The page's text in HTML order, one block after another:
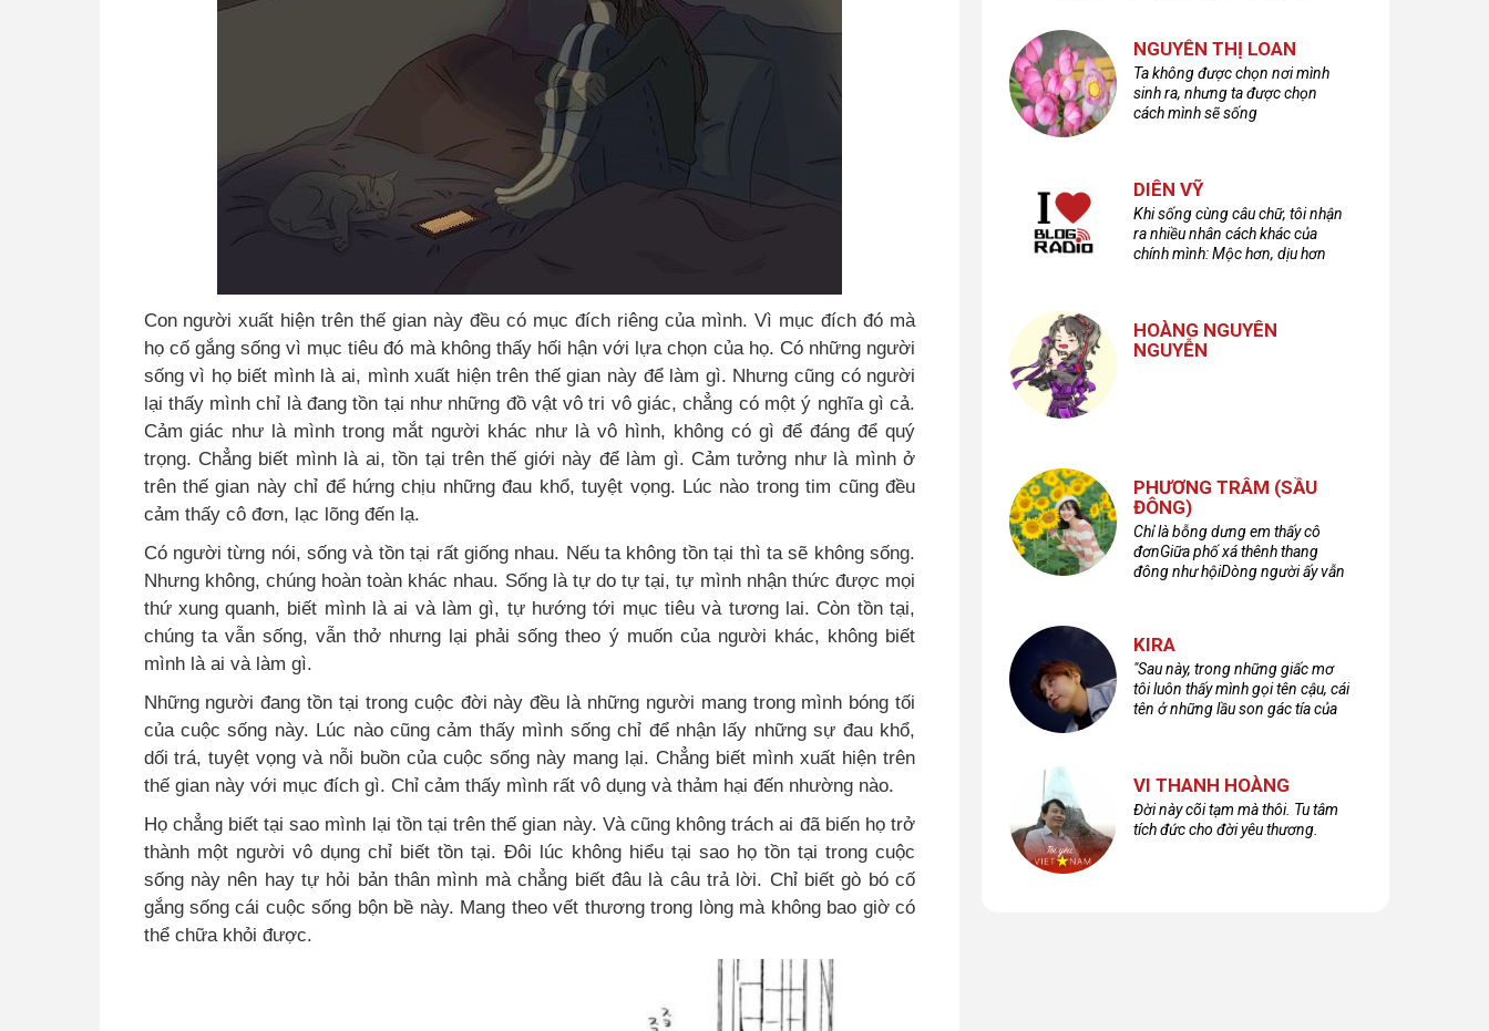
Con người xuất hiện trên thế gian này đều có mục đích riêng của mình. Vì mục đích đó mà
họ cố gắng sống vì mục tiêu đó mà không thấy hối hận với lựa chọn của họ. Có những người
sống vì họ biết mình là ai, mình xuất hiện trên thế gian này để làm gì. Nhưng cũng có người
lại thấy mình chỉ là đang tồn tại như những đồ vật vô tri vô giác, chẳng có một ý nghĩa gì cả.
Cảm giác như là mình trong mắt người khác như là vô hình, không có gì để đáng để quý
trọng. Chẳng biết mình là ai, tồn tại trên thế giới này để làm gì. Cảm tưởng như là mình ở
trên thế gian này chỉ để hứng chịu những đau khổ, tuyệt vọng. Lúc nào trong tim cũng đều
cảm thấy cô đơn, lạc lõng đến lạ.
Có người từng nói, sống và tồn tại rất giống nhau. Nếu ta không tồn tại thì ta sẽ không sống.
Nhưng không, chúng hoàn toàn khác nhau. Sống là tự do tự tại, tự mình nhận thức được mọi
thứ xung quanh, biết mình là ai và làm gì, tự hướng tới mục tiêu và tương lai. Còn tồn tại,
chúng ta vẫn sống, vẫn thở nhưng lại phải sống theo ý muốn của người khác, không biết
mình là ai và làm gì.
Những người đang tồn tại trong cuộc đời này đều là những người mang trong mình bóng tối
của cuộc sống này. Lúc nào cũng cảm thấy mình sống chỉ để nhận lấy những sự đau khổ,
dối trá, tuyệt vọng và nỗi buồn của cuộc sống này mang lại. Chẳng biết mình xuất hiện trên
thế gian này với mục đích gì. Chỉ cảm thấy mình rất vô dụng và thảm hại đến nhường nào.
Họ chẳng biết tại sao mình lại tồn tại trên thế gian này. Và cũng không trách ai đã biến họ trở
thành một người vô dụng chỉ biết tồn tại. Đôi lúc không hiểu tại sao họ tồn tại trong cuộc
sống này nên hay tự hỏi bản thân mình mà chẳng biết đâu là câu trả lời. Chỉ biết gò bó cố
gắng sống cái cuộc sống bộn bề này. Mang theo vết thương trong lòng mà không bao giờ có
thể chữa khỏi được.
NGUYỄN THỊ LOAN
Ta không được chọn nơi mình
sinh ra, nhưng ta được chọn
cách mình sẽ sống
DIÊN VỸ
Khi sống cùng câu chữ, tôi nhận
ra nhiều nhân cách khác của
chính mình: Mộc hơn, dịu hơn
HOÀNG NGUYÊN
NGUYỄN
PHƯƠNG TRÂM (SẦU
ĐÔNG)
Chỉ là bỗng dưng em thấy cô
đơnGiữa phố xá thênh thang
đông như hộiDòng người ấy vẫn
KIRA
"Sau này, trong những giấc mơ
tôi luôn thấy mình gọi tên cậu, cái
tên ở những lầu son gác tía của
VI THANH HOÀNG
Đời này cõi tạm mà thôi. Tu tâm
tích đức cho đời yêu thương.